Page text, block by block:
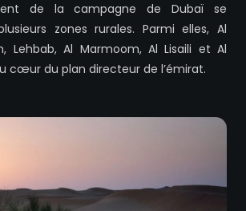
de la campagne de Dubaï se
zones rurales. Parmi elles, Al
Lehbab, Al Marmoom, Al Lisaili et Al
cœur du plan directeur de l’émirat.